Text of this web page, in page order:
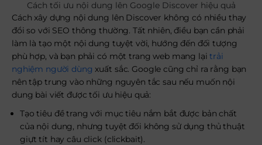
Cách tối ưu nội dung lên Google Discover hiệu quả
Cách xây dựng nội dung lên Discover không có nhiều thay
đổi so với SEO thông thường. Tất nhiên, điều bạn cần phải
làm là tạo một nội dung tuyệt vời, hướng đến đối tượng
phù hợp, và bạn phải có một trang web mang lạitrải
nghiệm người dùng xuất sắc. Google cũng chỉ ra rằng bạn
nên tập trung vào những nguyên tắc sau nếu muốn nội
dung bài viết được tối ưu hiệu quả:
Tạo tiêu đề trang với mục tiêu nắm bắt được bản chất
của nội dung, nhưng tuyệt đối không sử dụng thủ thuật
giựt tít hay câu click (clickbait).